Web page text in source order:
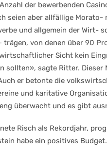
der bewerbenden
seien aber allfällige
und allgemein der
von denen über 90
Sicht kein
sollten», sagte Ritter.
er betonte die
und karitative
überwacht und es gibt
Risch als Rekordjahr,
habe ein positives